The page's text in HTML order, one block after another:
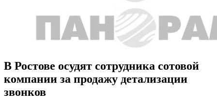
В Ростове осудят сотрудника сотовой
компании за продажу детализации
звонков